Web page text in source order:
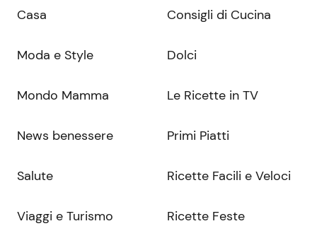
Casa
Moda e Style
Mondo Mamma
News benessere
Salute
Viaggi e Turismo
Consigli di Cucina
Dolci
Le Ricette in TV
Primi Piatti
Ricette Facili e Veloci
Ricette Feste